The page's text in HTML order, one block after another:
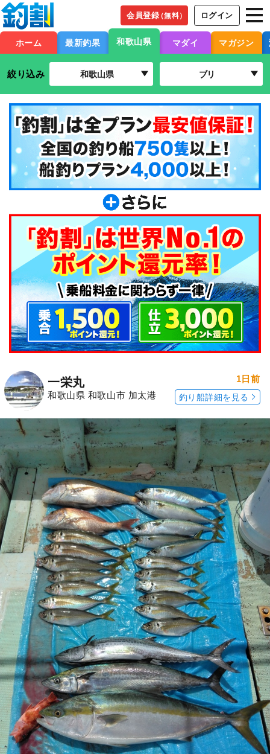
会員登録（無料） ログイン
ホーム 最新釣果 和歌山県 マダイ マガジン
絞り込み 和歌山県 ブリ
一栄丸
和歌山県 和歌山市 加太港
1日前
釣り船詳細を見る